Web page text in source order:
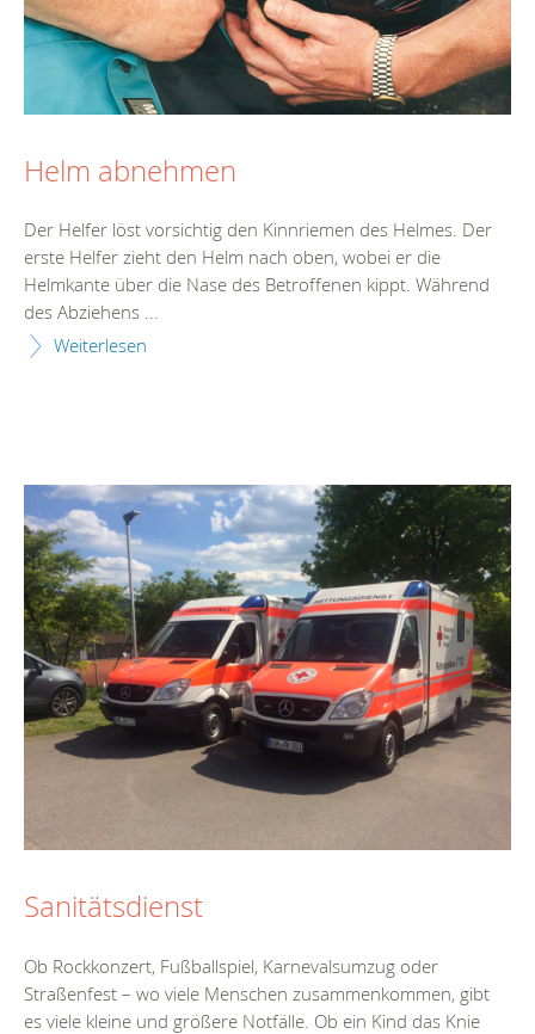
Helm abnehmen
Der Helfer löst vorsichtig den Kinnriemen des Helmes. Der
erste Helfer zieht den Helm nach oben, wobei er die
Helmkante über die Nase des Betroffenen kippt. Während
des Abziehens ...
Weiterlesen
Sanitätsdienst
Ob Rockkonzert, Fußballspiel, Karnevalsumzug oder
Straßenfest – wo viele Menschen zusammenkommen, gibt
es viele kleine und größere Notfälle. Ob ein Kind das Knie